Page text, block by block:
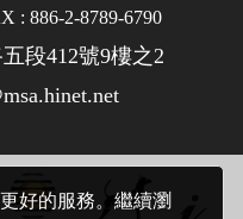
好的服務。繼續瀏
: 886-2-8789-6790
段412號9樓之2